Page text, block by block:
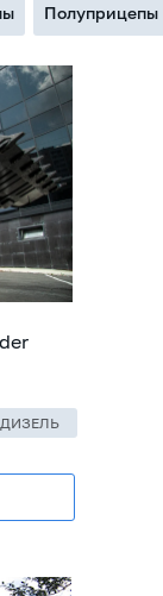
Полуприцепы
ДИЗЕЛЬ